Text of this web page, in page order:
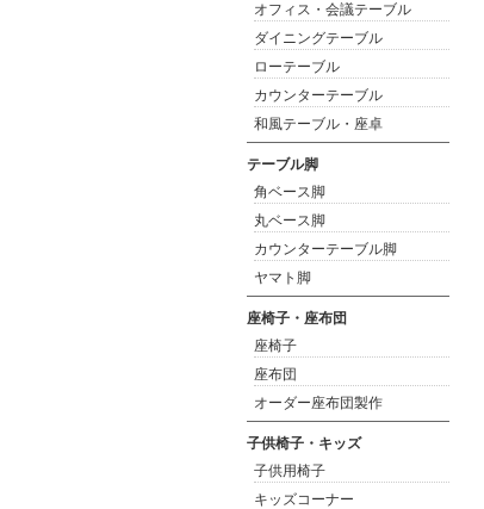
オフィス・会議テーブル
ダイニングテーブル
ローテーブル
カウンターテーブル
和風テーブル・座卓
テーブル脚
角ベース脚
丸ベース脚
カウンターテーブル脚
ヤマト脚
座椅子・座布団
座椅子
座布団
オーダー座布団製作
子供椅子・キッズ
子供用椅子
キッズコーナー